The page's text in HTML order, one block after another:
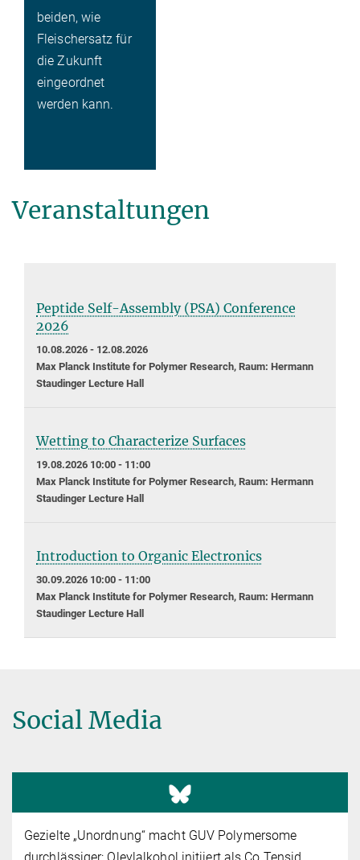
beiden, wie
Fleischersatz für
die Zukunft
eingeordnet
werden kann.
Veranstaltungen
Peptide Self-Assembly (PSA) Conference
2026
10.08.2026 - 12.08.2026
Max Planck Institute for Polymer Research, Raum: Hermann
Staudinger Lecture Hall
Wetting to Characterize Surfaces
19.08.2026 10:00 - 11:00
Max Planck Institute for Polymer Research, Raum: Hermann
Staudinger Lecture Hall
Introduction to Organic Electronics
30.09.2026 10:00 - 11:00
Max Planck Institute for Polymer Research, Raum: Hermann
Staudinger Lecture Hall
Social Media
Gezielte „Unordnung“ macht GUV Polymersome